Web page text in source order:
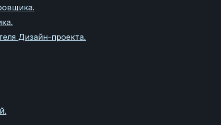
Дизайн-проекта.